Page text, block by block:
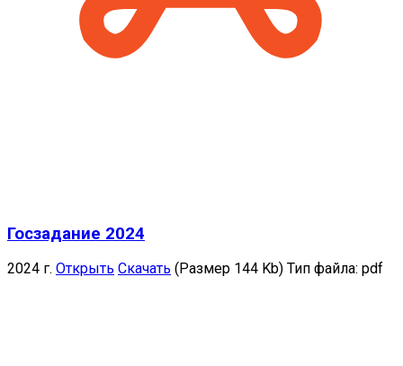
Госзадание 2024
2024 г. Открыть Скачать (Размер 144 Kb) Тип файла: pdf